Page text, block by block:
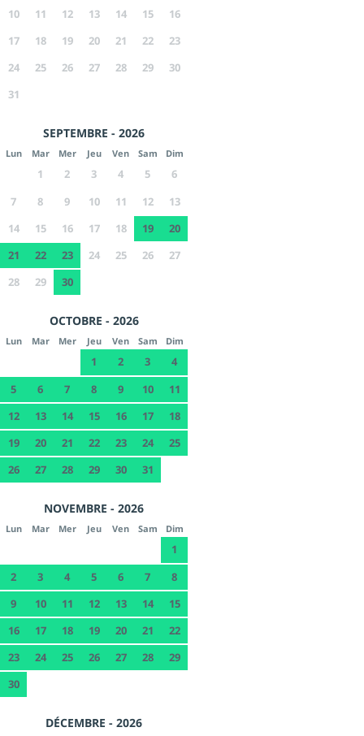
10 11 12 13 14 15
16
17
18 19 20 21 22
23
24
25 26 27 28 29
30
31
SEPTEMBRE - 2026
Lun Mar Mer Jeu Ven Sam Dim
1 2 3 4 5
6
7
8 9 10 11 12
13
14
15 16 17 18 19
20
21
22 23 24 25 26
27
28
29 30
OCTOBRE - 2026
Lun Mar Mer Jeu Ven Sam Dim
1 2 3
4
5
6 7 8 9 10
11
12
13 14 15 16 17
18
19
20 21 22 23 24
25
26
27 28 29 30 31
NOVEMBRE - 2026
Lun Mar Mer Jeu Ven Sam Dim
1
2
3 4 5 6 7
8
9
10 11 12 13 14
15
16
17 18 19 20 21
22
23
24 25 26 27 28
29
30
DÉCEMBRE - 2026